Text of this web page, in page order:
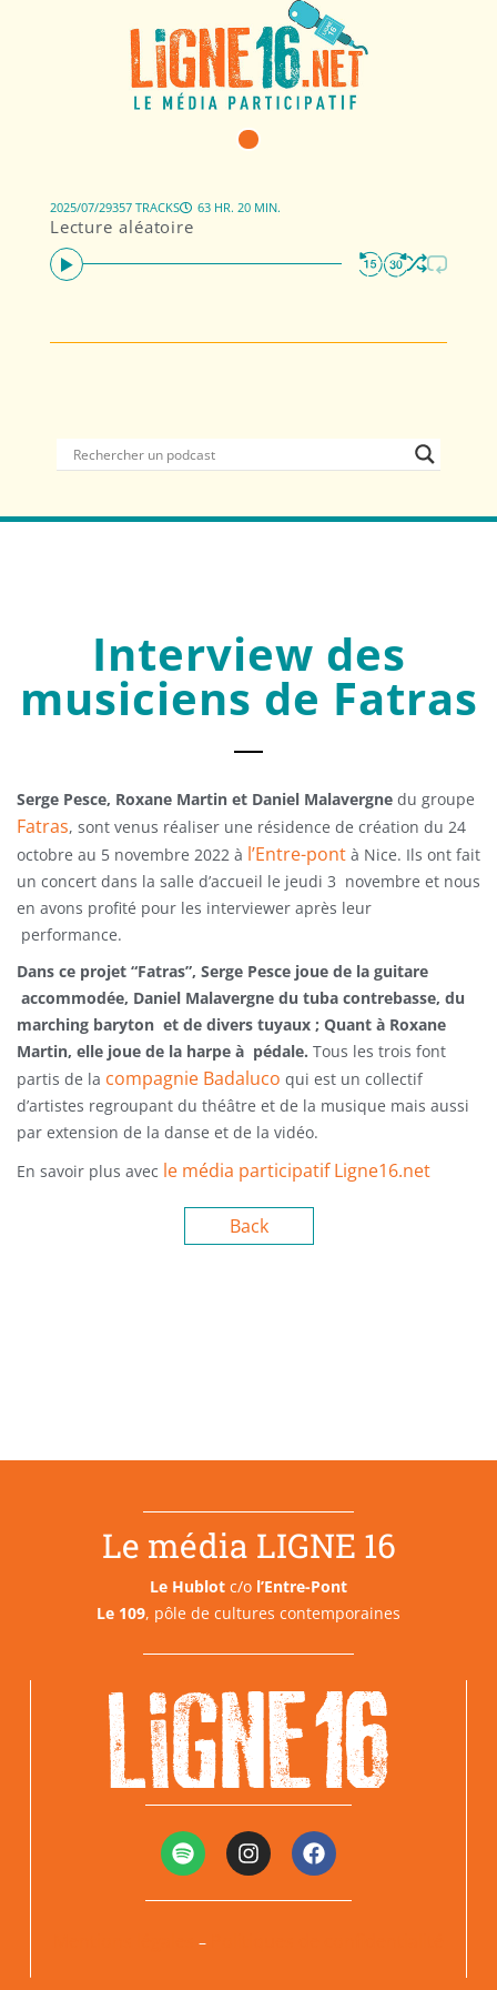
Lecture aléatoire
2025/07/29357 TRACKS 63 HR. 20 MIN.
Interview des
musiciens de Fatras
Serge Pesce, Roxane Martin et Daniel Malavergne du groupe
Fatras, sont venus réaliser une résidence de création du 24
octobre au 5 novembre 2022 à l’Entre-pont à Nice. Ils ont fait
un concert dans la salle d’accueil le jeudi 3 novembre et nous
en avons profité pour les interviewer après leur
performance.
Dans ce projet “Fatras”, Serge Pesce joue de la guitare
accommodée, Daniel Malavergne du tuba contrebasse, du
marching baryton et de divers tuyaux ; Quant à Roxane
Martin, elle joue de la harpe à pédale. Tous les trois font
partis de la compagnie Badaluco qui est un collectif
d’artistes regroupant du théâtre et de la musique mais aussi
par extension de la danse et de la vidéo.
En savoir plus avec le média participatif Ligne16.net
Back
Le média LIGNE 16
Le Hublot c/o l’Entre-Pont
Le 109, pôle de cultures contemporaines
–